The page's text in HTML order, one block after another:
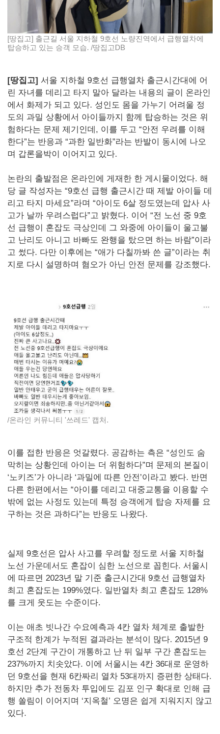
[땅집고] 출근길 서울 지하철 9호선 노량진역에서 급행열차에
탑승하고 있는 승객 모습. /땅집고DB
[땅집고] 서울 지하철 9호선 급행열차 출근시간대에 어
린 자녀를 데리고 타지 말아 달라는 내용의 글이 온라인
에서 화제가 되고 있다. 성인도 몸을 가누기 어려울 정
도의 과밀 상황에서 아이들까지 함께 탑승하는 것은 위
험하다는 문제 제기인데, 이를 두고 “안전 우려를 이해
한다”는 반응과 “과한 일반화”라는 반발이 동시에 나오
며 갑론을박이 이어지고 있다.
논란의 출발점은 온라인에 게재한 한 게시물이었다. 해
당 글 작성자는 “9호선 급행 출근시간 때 제발 아이들 데
리고 타지 마세요”라며 “아이도 6살 정도였는데 압사 사
고가 날까 우려스럽다”고 밝혔다. 이어 “전 노선 중 9호
선 급행이 혼잡도 극상인데 그 와중에 아이들이 울고불
고 난리도 아니고 바빠도 완행을 탔으면 하는 바람”이라
고 썼다. 다만 이후에는 “애가 다칠까봐 쓴 글”이라는 취
지로 다시 설명하며 혐오가 아닌 안전 문제를 강조했다.
/온라인 커뮤니티 '쓰레드' 캡처.
이를 접한 반응은 엇갈렸다. 공감하는 측은 “성인도 숨
막히는 상황인데 아이는 더 위험하다”며 문제의 본질이
‘노키즈’가 아니라 ‘과밀에 따른 안전’이라고 봤다. 반면
다른 한편에서는 “아이를 데리고 대중교통을 이용할 수
밖에 없는 사정도 있는데 특정 승객에게 탑승 자제를 요
구하는 것은 과하다”는 반응도 나왔다.
실제 9호선은 압사 사고를 우려할 정도로 서울 지하철
노선 가운데서도 혼잡이 심한 노선으로 꼽힌다. 서울시
에 따르면 2023년 말 기준 출근시간대 9호선 급행열차
최고 혼잡도는 199%였다. 일반열차 최고 혼잡도 128%
를 크게 웃도는 수준이다.
이는 애초 빗나간 수요예측과 4칸 열차 체계로 출발한
구조적 한계가 누적된 결과라는 분석이 많다. 2015년 9
호선 2단계 구간이 개통하고 난 뒤 일부 구간 혼잡도는
237%까지 치솟았다. 이에 서울시는 4칸 36대로 운영하
던 9호선을 현재 6칸짜리 열차 53대까지 증편한 상태다.
하지만 추가 전동차 투입에도 김포 인구 확대로 인해 급
행 쏠림이 이어지며 ‘지옥철’ 오명은 쉽게 지워지지 않고
있다.